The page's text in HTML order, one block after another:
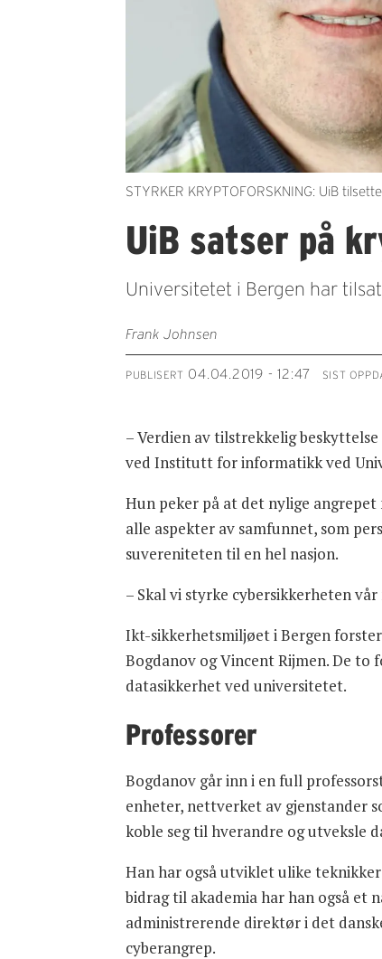
STYRKER KRYPTOFORSKNING: UiB
UiB satser på
Universitetet i Bergen har
Frank Johnsen
PUBLISERT 04.04.2019 - 12:47 SIST
– Verdien av tilstrekkelig
ved Institutt for informatikk ved
Hun peker på at det nylige
alle aspekter av samfunnet, som
suvereniteten til en hel nasjon.
– Skal vi styrke cybersikkerheten
Ikt-sikkerhetsmiljøet i Bergen
Bogdanov og Vincent Rijmen. De
datasikkerhet ved universitetet.
Professorer
Bogdanov går inn i en full
enheter, nettverket av gjenstander
koble seg til hverandre og utveksle
Han har også utviklet ulike
bidrag til akademia har han også et
administrerende direktør i det
cyberangrep.